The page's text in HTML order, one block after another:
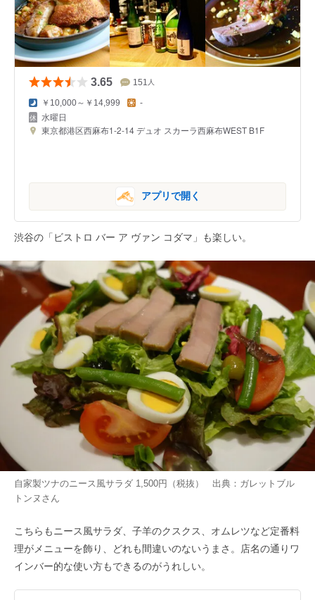
3.65 151 人
￥10,000～￥14,999 -
水曜日
東京都港区西麻布1-2-14 デュオ スカーラ西麻布WEST B1F
アプリで開く
渋谷の「ビストロ バー ア ヴァン コダマ」も楽しい。
自家製ツナのニース風サラダ 1,500円（税抜） 出典： ガレットブル
トンヌ さん
こちらもニース風サラダ、子羊のクスクス、オムレツなど定番料
理がメニューを飾り、どれも間違いのないうまさ。店名の通りワ
インバー的な使い方もできるのがうれしい。